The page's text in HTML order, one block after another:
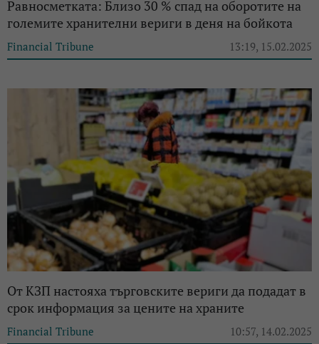
Равносметката: Близо 30 % спад на оборотите на
големите хранителни вериги в деня на бойкота
Financial Tribune 13:19, 15.02.2025
От КЗП настояха търговските вериги да подадат в
срок информация за цените на храните
Financial Tribune 10:57, 14.02.2025